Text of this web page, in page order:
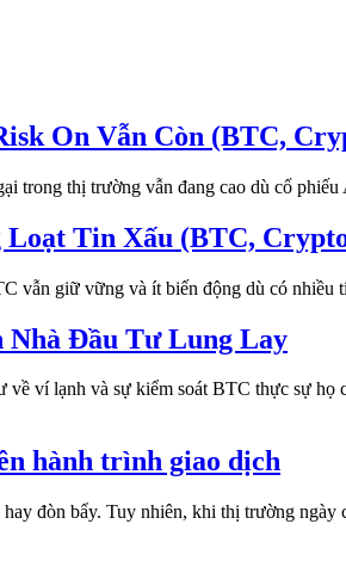
On Vẫn Còn (BTC,
trong thị trường vẫn đang cao dù cổ phiếu
Tin Xấu (BTC,
vẫn giữ vững và ít biến động dù có nhiều
Nhà Đầu Tư Lung Lay
ví lạnh và sự kiểm soát BTC thực sự
hành trình giao dịch
đòn bẩy. Tuy nhiên, khi thị trường